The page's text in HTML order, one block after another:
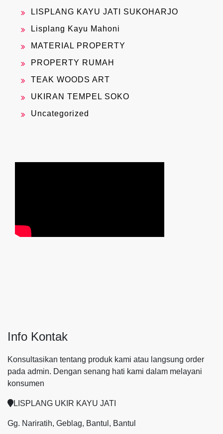
LISPLANG KAYU JATI SUKOHARJO
Lisplang Kayu Mahoni
MATERIAL PROPERTY
PROPERTY RUMAH
TEAK WOODS ART
UKIRAN TEMPEL SOKO
Uncategorized
Info Kontak
Konsultasikan tentang produk kami atau langsung order
pada admin. Dengan senang hati kami dalam melayani
konsumen
LISPLANG UKIR KAYU JATI
Gg. Nariratih, Geblag, Bantul, Bantul